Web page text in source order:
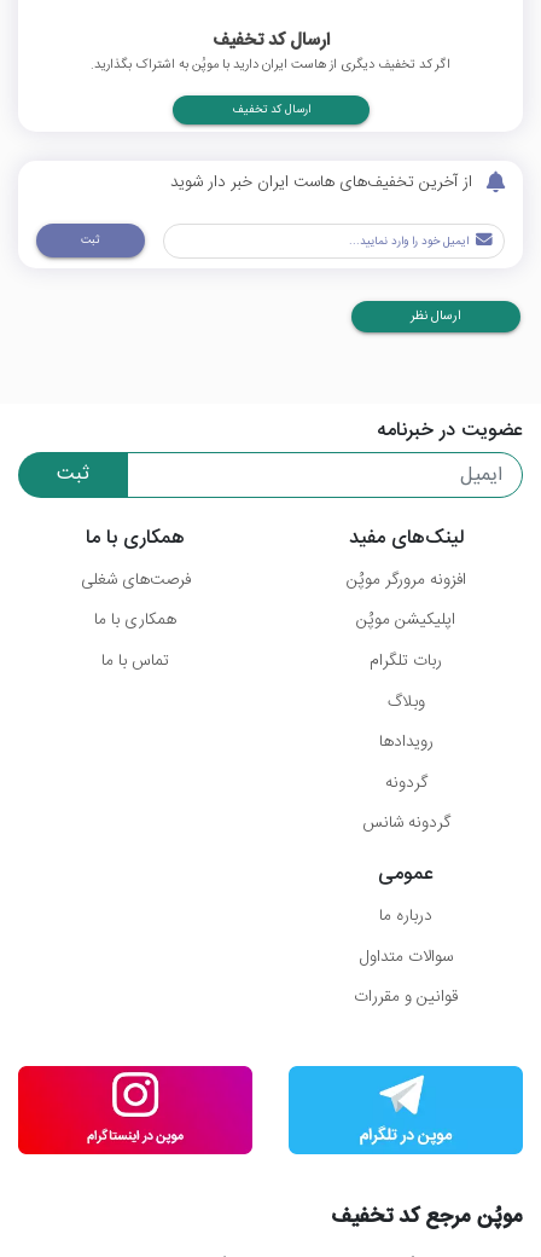
ارسال کد تخفیف
اگر کد تخفیف دیگری از هاست ایران دارید با موپُن به اشتراک بگذارید.
ارسال کد تخفیف
از آخرین تخفیف‌های هاست ایران خبر دار شوید
ثبت
ارسال نظر
عضویت در خبرنامه
ثبت
لینک‌های مفید
افزونه مرورگر موپُن
اپلیکیشن موپُن
ربات تلگرام
وبلاگ
رویدادها
گردونه
گردونه شانس
همکاری با ما
فرصت‌های شغلی
همکاری با ما
تماس با ما
عمومی
درباره ما
سوالات متداول
قوانین و مقررات
موپُن مرجع کد تخفیف